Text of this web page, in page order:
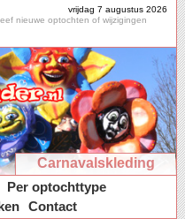
vrijdag 7 augustus 2026
nieuwe optochten of wijzigingen
Carnavalskleding
Per optochttype
Contact